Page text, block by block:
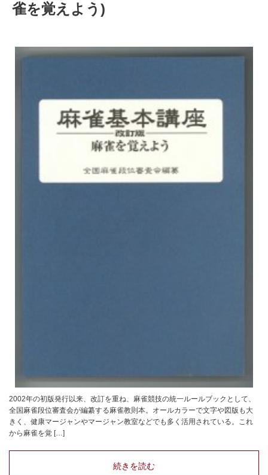
雀を覚えよう)
2002年の初版発行以来、改訂を重ね、麻雀競技の統一ルールブックとして、
全国麻雀段位審査会が編纂する麻雀教則本。オールカラーで文字や図版も大
きく、健康マージャンやマージャン教室などでも多く活用されている。これ
から麻雀を覚 […]
続きを読む